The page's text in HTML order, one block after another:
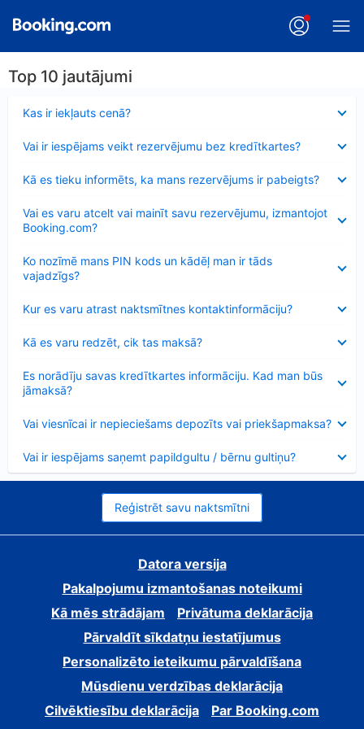
Top 10 jautājumi
Kas ir iekļauts cenā?
Vai ir iespējams veikt rezervējumu bez kredītkartes?
Kā es tieku informēts, ka mans rezervējums ir pabeigts?
Vai es varu atcelt vai mainīt savu rezervējumu, izmantojot
Booking.com?
Ko nozīmē mans PIN kods un kādēļ man ir tāds
vajadzīgs?
Kur es varu atrast naktsmītnes kontaktinformāciju?
Kā es varu redzēt, cik tas maksā?
Es norādīju savas kredītkartes informāciju. Kad man būs
jāmaksā?
Vai viesnīcai ir nepieciešams depozīts vai priekšapmaksa?
Vai ir iespējams saņemt papildgultu / bērnu gultiņu?
Reģistrēt savu naktsmītni
Datora versija
Pakalpojumu izmantošanas noteikumi
Kā mēs strādājam
Privātuma deklarācija
Pārvaldīt sīkdatņu iestatījumus
Personalizēto ieteikumu pārvaldīšana
Mūsdienu verdzības deklarācija
Cilvēktiesību deklarācija
Par Booking.com